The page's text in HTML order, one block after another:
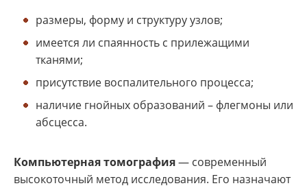
размеры, форму и структуру узлов;
имеется ли спаянность с прилежащими
тканями;
присутствие воспалительного процесса;
наличие гнойных образований – флегмоны или
абсцесса.
Компьютерная томография— современный
высокоточный метод исследования. Его назначают